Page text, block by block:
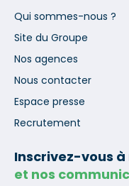
Qui sommes-nous ?
Site du Groupe
Nos agences
Nous contacter
Espace presse
Recrutement
Inscrivez-vous
et nos